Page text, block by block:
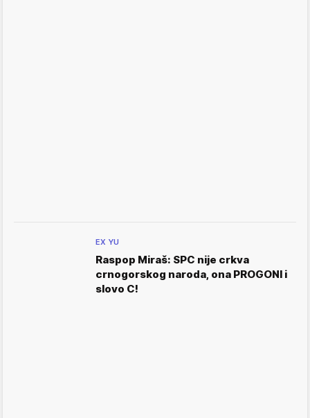
EX YU
Raspop Miraš: SPC nije crkva
crnogorskog naroda, ona PROGONI i
slovo C!